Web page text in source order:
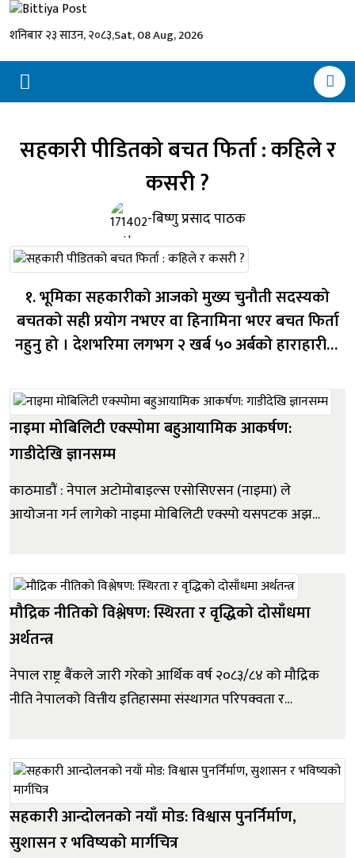
शनिबार २३ साउन, २०८३,Sat, 08 Aug, 2026
सहकारी पीडितको बचत फिर्ता : कहिले र
कसरी ?
-बिष्णु प्रसाद पाठक
१. भूमिका सहकारीको आजको मुख्य चुनौती सदस्यको
बचतको सही प्रयोग नभएर वा हिनामिना भएर बचत फिर्ता
नहुनु हो । देशभरिमा लगभग २ खर्ब ५० अर्बको हाराहारीमा
भन्दा बढी सहकारी संघ/संस्थाहरुले बचत फिर्ता गर्न
नसकेको अवस्था छ । यो कुल ३२,३२५ सहकारीको लगभग
१.५ प्रत...
नाइमा मोबिलिटी एक्स्पोमा बहुआयामिक आकर्षण:
गाडीदेखि ज्ञानसम्म
काठमाडौं : नेपाल अटोमोबाइल्स एसोसिएसन (नाइमा) ले
आयोजना गर्न लागेको नाइमा मोबिलिटी एक्स्पो यसपटक अझ
आयोजना हुनेछ। गत वर्ष पहिलो पटक आयोजना गरिएको
मोबिलिटी एक्स्पोबाट प्राप्त...
मौद्रिक नीतिको विश्लेषण: स्थिरता र वृद्धिको दोसाँधमा
अर्थतन्त्र
नेपाल राष्ट्र बैंकले जारी गरेको आर्थिक वर्ष २०८३/८४ को मौद्रिक
नीति नेपालको वित्तीय इतिहासमा संस्थागत परिपक्वता र
२५औं मौद्रिक नीतिले वर्तमान विश्व भू-राजनीतिक तनाव र
आन्तरिक आर्थिक शिथिलत...
सहकारी आन्दोलनको नयाँ मोड: विश्वास पुनर्निर्माण,
सुशासन र भविष्यको मार्गचित्र